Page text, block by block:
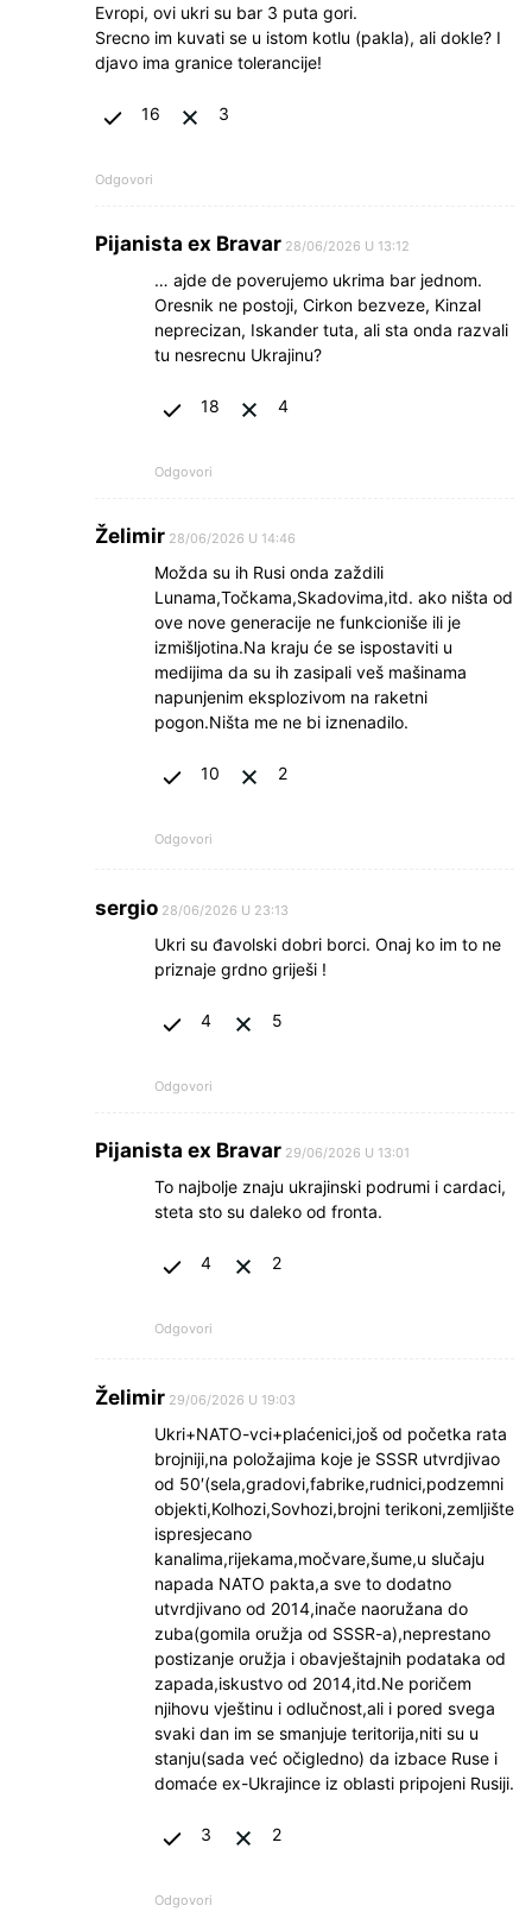
Evropi, ovi ukri su bar 3 puta gori.
Srecno im kuvati se u istom kotlu (pakla), ali dokle? I
djavo ima granice tolerancije!
16 3
Odgovori
Pijanista ex Bravar 28/06/2026 U 13:12
… ajde de poverujemo ukrima bar jednom.
Oresnik ne postoji, Cirkon bezveze, Kinzal
neprecizan, Iskander tuta, ali sta onda razvali
tu nesrecnu Ukrajinu?
18 4
Odgovori
Želimir 28/06/2026 U 14:46
Možda su ih Rusi onda zaždili
Lunama,Točkama,Skadovima,itd. ako ništa od
ove nove generacije ne funkcioniše ili je
izmišljotina.Na kraju će se ispostaviti u
medijima da su ih zasipali veš mašinama
napunjenim eksplozivom na raketni
pogon.Ništa me ne bi iznenadilo.
10 2
Odgovori
sergio 28/06/2026 U 23:13
Ukri su đavolski dobri borci. Onaj ko im to ne
priznaje grdno griješi !
4 5
Odgovori
Pijanista ex Bravar 29/06/2026 U 13:01
To najbolje znaju ukrajinski podrumi i cardaci,
steta sto su daleko od fronta.
4 2
Odgovori
Želimir 29/06/2026 U 19:03
Ukri+NATO-vci+plaćenici,još od početka rata
brojniji,na položajima koje je SSSR utvrdjivao
od 50′(sela,gradovi,fabrike,rudnici,podzemni
objekti,Kolhozi,Sovhozi,brojni terikoni,zemljište
ispresjecano
kanalima,rijekama,močvare,šume,u slučaju
napada NATO pakta,a sve to dodatno
utvrdjivano od 2014,inače naoružana do
zuba(gomila oružja od SSSR-a),neprestano
postizanje oružja i obavještajnih podataka od
zapada,iskustvo od 2014,itd.Ne poričem
njihovu vještinu i odlučnost,ali i pored svega
svaki dan im se smanjuje teritorija,niti su u
stanju(sada već očigledno) da izbace Ruse i
domaće ex-Ukrajince iz oblasti pripojeni Rusiji.
3 2
Odgovori